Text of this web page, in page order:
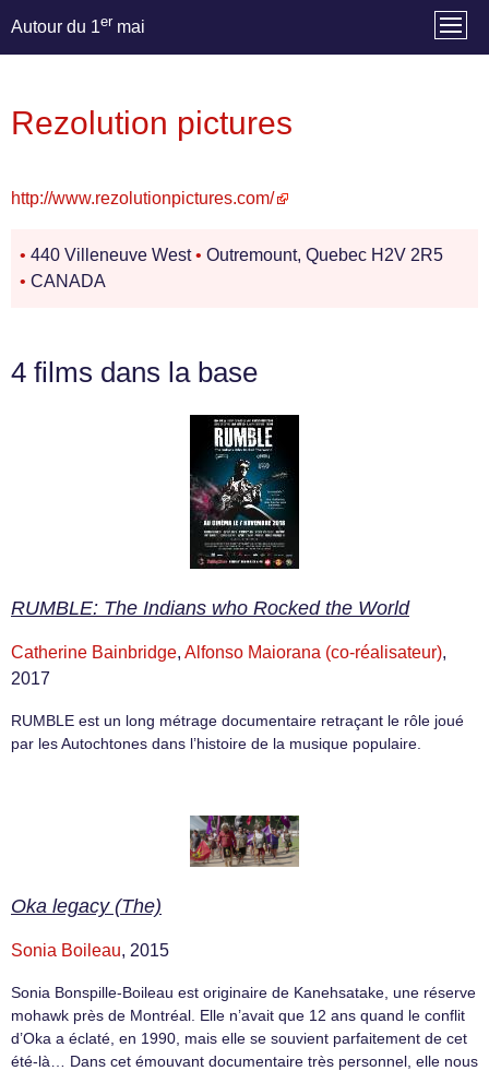
Autour du 1er mai
Rezolution pictures
http://www.rezolutionpictures.com/
• 440 Villeneuve West• Outremount, Quebec H2V 2R5
• CANADA
4 films dans la base
RUMBLE: The Indians who Rocked the World
Catherine Bainbridge, Alfonso Maiorana (co-réalisateur),
2017
RUMBLE est un long métrage documentaire retraçant le rôle joué
par les Autochtones dans l’histoire de la musique populaire.
Oka legacy (The)
Sonia Boileau, 2015
Sonia Bonspille-Boileau est originaire de Kanehsatake, une réserve
mohawk près de Montréal. Elle n’avait que 12 ans quand le conflit
d’Oka a éclaté, en 1990, mais elle se souvient parfaitement de cet
été-là… Dans cet émouvant documentaire très personnel, elle nous